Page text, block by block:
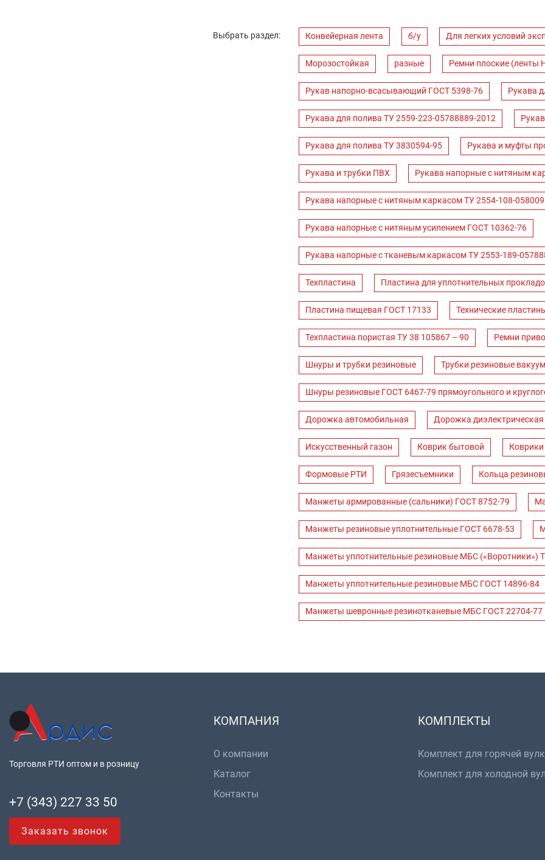
Выбрать раздел: Конвейерная лента б/у Для легких условий
Морозостойкая разные Ремни плоские (ленты
Рукав напорно-всасывающий ГОСТ 5398-76 Рукава
Рукава для полива ТУ 2559-223-05788889-2012
Рукава для полива ТУ 3830594-95 Рукава и муфты
Рукава и трубки ПВХ Рукава напорные с нитяным
Рукава напорные с нитяным каркасом ТУ 2554-108-
Рукава напорные с нитяным усилением ГОСТ 10362-76
Рукава напорные с тканевым каркасом ТУ 2553-189-
Техпластина Пластина для уплотнительных
Пластина пищевая ГОСТ 17133 Технические
Техпластина пористая ТУ 38 105867 – 90 Ремни
Шнуры и трубки резиновые Трубки резиновые
Шнуры резиновые ГОСТ 6467-79 прямоугольного и
Дорожка автомобильная Дорожка диэлектрическая
Искусственный газон Коврик бытовой Коврики
Формовые РТИ Грязесъемники Кольца
Манжеты армированные (сальники) ГОСТ 8752-79
Манжеты резиновые уплотнительные ГОСТ 6678-53
Манжеты уплотнительные резиновые МБС («Воротники»)
Манжеты уплотнительные резиновые МБС ГОСТ 14896-84
Манжеты шевронные резинотканевые МБС ГОСТ 22704-77
Торговля РТИ оптом и в розницу
+7 (343) 227 33 50
Заказать звонок
КОМПАНИЯ
О компании
Каталог
Контакты
КОМПЛЕКТЫ
Комплект для горячей
Комплект для холодной